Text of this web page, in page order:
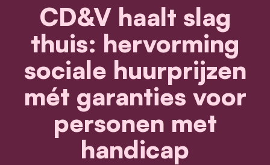
CD&V haalt slag
thuis: hervorming
sociale huurprijzen
mét garanties voor
personen met
handicap